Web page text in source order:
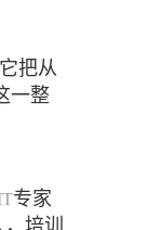
把从
一整
专家
培训